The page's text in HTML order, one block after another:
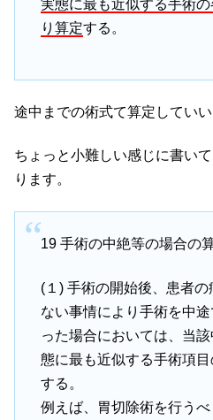
実態に最も近似する手術
り算定する。
途中までの術式て算定してい
ちょっと小難しい感じに書い
ります。
19 手術の中絶等の場合の
(１) 手術の開始後、患者
ない事情により手術を中
った場合においては、当
態に最も近似する手術項
する。
例えば、胃切除術を行う